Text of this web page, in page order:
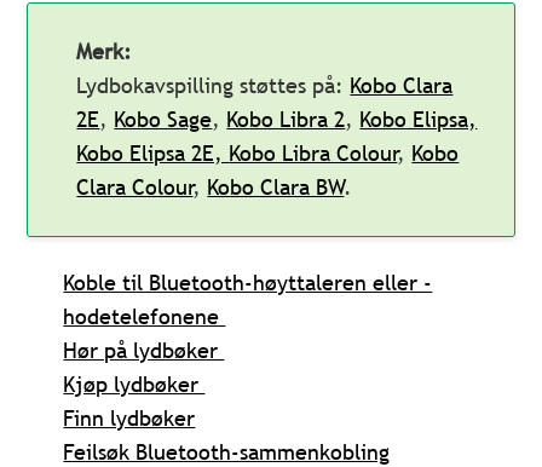
Merk:
Lydbokavspilling støttes på: Kobo Clara
2E, Kobo Sage, Kobo Libra 2, Kobo Elipsa,
Kobo Elipsa 2E, Kobo Libra Colour, Kobo
Clara Colour, Kobo Clara BW.
Koble til Bluetooth-høyttaleren eller -
hodetelefonene
Hør på lydbøker
Kjøp lydbøker
Finn lydbøker
Feilsøk Bluetooth-sammenkobling